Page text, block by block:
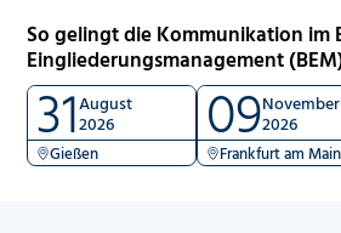
So gelingt die Kommunikation im
Eingliederungsmanagement
31August
2026
Gießen 09November
2026
Frankfurt am Main